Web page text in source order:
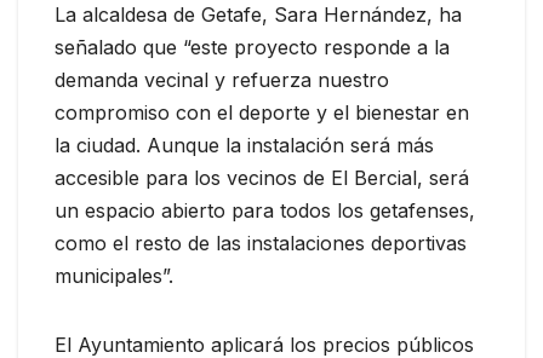
La alcaldesa de Getafe, Sara Hernández, ha
señalado que “este proyecto responde a la
demanda vecinal y refuerza nuestro
compromiso con el deporte y el bienestar en
la ciudad. Aunque la instalación será más
accesible para los vecinos de El Bercial, será
un espacio abierto para todos los getafenses,
como el resto de las instalaciones deportivas
municipales”.
El Ayuntamiento aplicará los precios públicos